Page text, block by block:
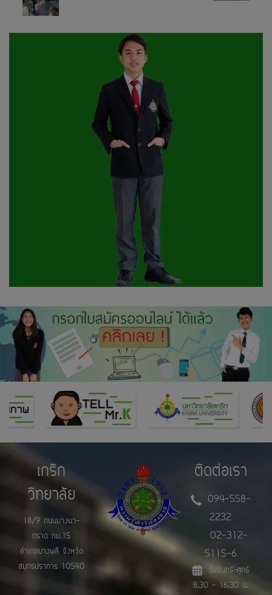
วิทยาลัย
18/9 ถนนบางนา-
ตราด กม.15
อำเภอบางพลี จังหวัด
สมุทรปราการ 10540
094-558-
2232
02-312-
5115-6
วันจันทร์-ศุกร์
8.30 - 16.30 น.